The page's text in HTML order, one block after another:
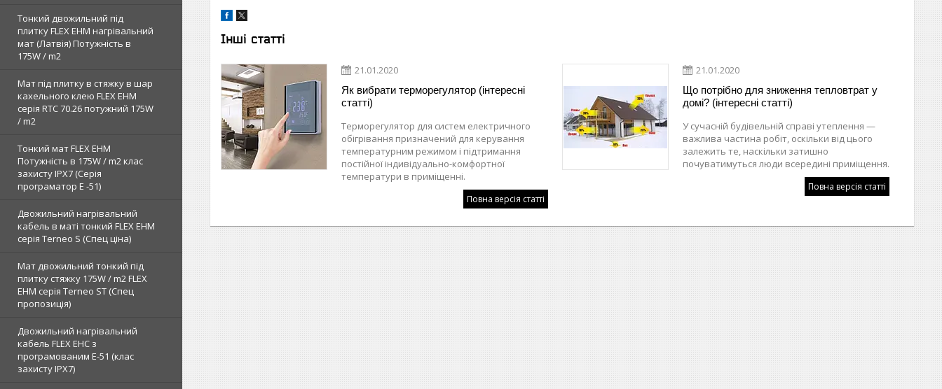
Тонкий двожильний під
плитку FLEX EHM нагрівальний
мат (Латвія) Потужність в
175W / m2
Мат під плитку в стяжку в шар
кахельного клею FLEX EHM
серія RTC 70.26 потужний 175W
/ m2
Тонкий мат FLEX EHM
Потужність в 175W / m2 клас
захисту IPX7 (Серія
програматор Е -51)
Двожильний нагрівальний
кабель в маті тонкий FLEX EHM
серія Terneo S (Спец ціна)
Мат двожильний тонкий під
плитку стяжку 175W / m2 FLEX
EHM серія Terneo SТ (Спец
пропозиція)
Двожильний нагрівальний
кабель FLEX EHС з
програмованим E-51 (клас
захисту IPX7)
Інші статті
21.01.2020
Як вибрати терморегулятор (інтересні
статті)
Терморегулятор для систем електричного
обігрівання призначений для керування
температурним режимом і підтримання
постійної індивідуально-комфортної
температури в приміщенні.
Повна версія статті
21.01.2020
Що потрібно для зниження тепловтрат у
домі? (інтересні статті)
У сучасній будівельній справі утеплення —
важлива частина робіт, оскільки від цього
залежить те, наскільки затишно
почуватимуться люди всередині приміщення.
Повна версія статті